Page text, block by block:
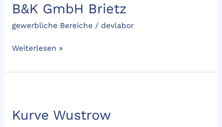
B&K GmbH Brietz
gewerbliche Bereiche / devlabor
Brietz
Weiterlesen »
Kurve Wustrow